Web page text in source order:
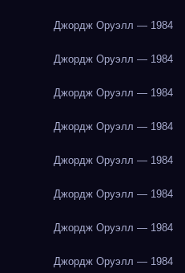
Джордж Оруэлл — 1984
Джордж Оруэлл — 1984
Джордж Оруэлл — 1984
Джордж Оруэлл — 1984
Джордж Оруэлл — 1984
Джордж Оруэлл — 1984
Джордж Оруэлл — 1984
Джордж Оруэлл — 1984